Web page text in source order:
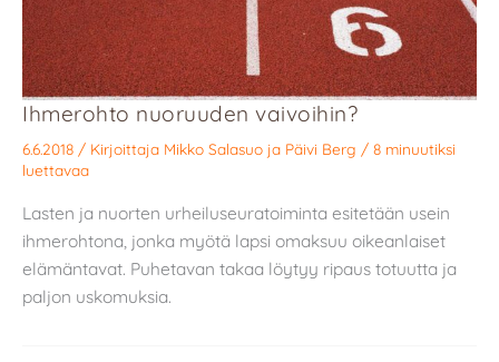
Ihmerohto nuoruuden vaivoihin?
6.6.2018 / Kirjoittaja Mikko Salasuo ja Päivi Berg / 8 minuutiksi
luettavaa
Lasten ja nuorten urheiluseuratoiminta esitetään usein
ihmerohtona, jonka myötä lapsi omaksuu oikeanlaiset
elämäntavat. Puhetavan takaa löytyy ripaus totuutta ja
paljon uskomuksia.